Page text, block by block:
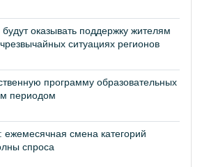
оказывать поддержку жителям
ситуациях регионов
программу образовательных
периодом
смена категорий
спроса